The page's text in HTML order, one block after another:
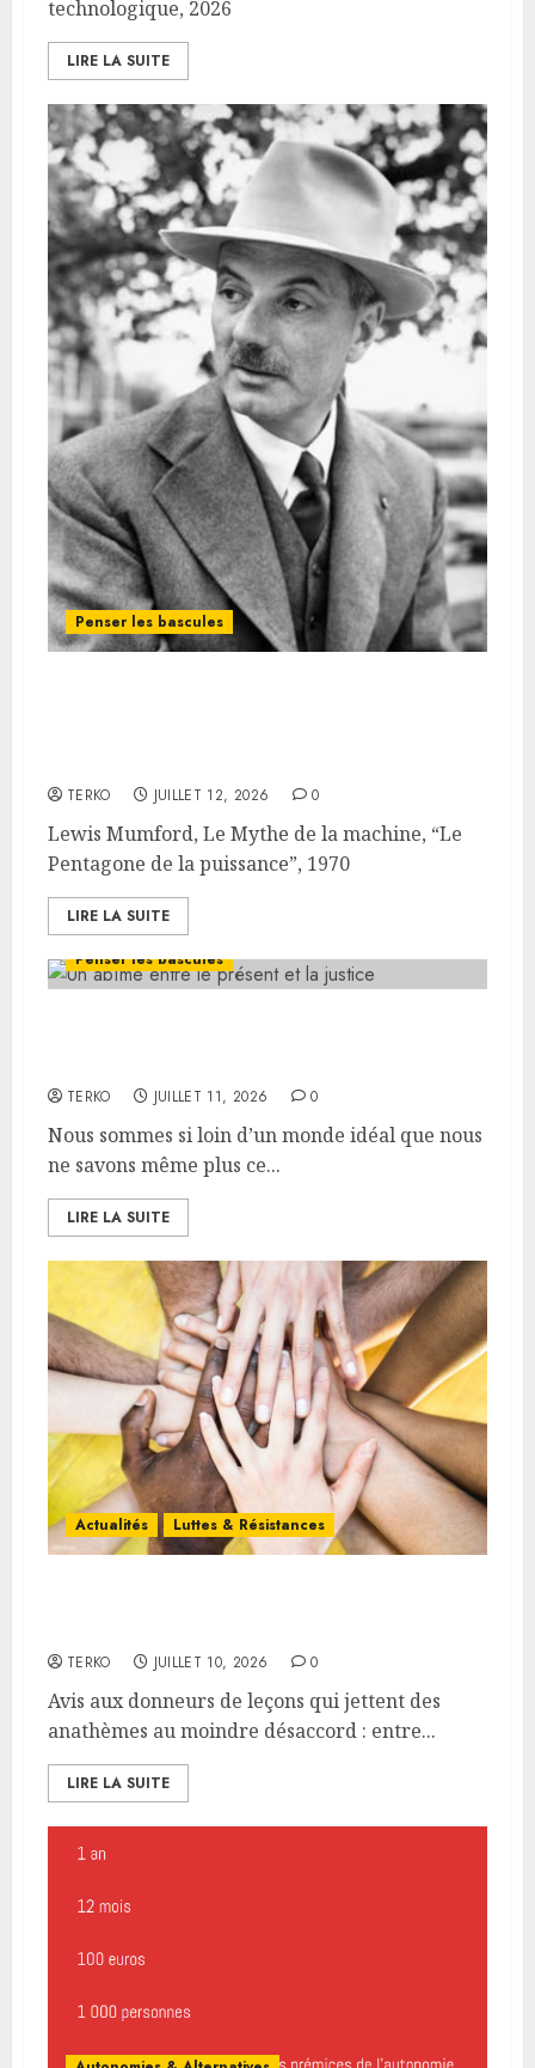
technologique, 2026
LIRE LA SUITE
Penser les bascules
TERKO JUILLET 12, 2026 0
Lewis Mumford, Le Mythe de la machine, “Le
Pentagone de la puissance”, 1970
LIRE LA SUITE
Penser les bascules
TERKO JUILLET 11, 2026 0
Nous sommes si loin d’un monde idéal que nous
ne savons même plus ce...
LIRE LA SUITE
Actualités Luttes & Résistances
TERKO JUILLET 10, 2026 0
Avis aux donneurs de leçons qui jettent des
anathèmes au moindre désaccord : entre...
LIRE LA SUITE